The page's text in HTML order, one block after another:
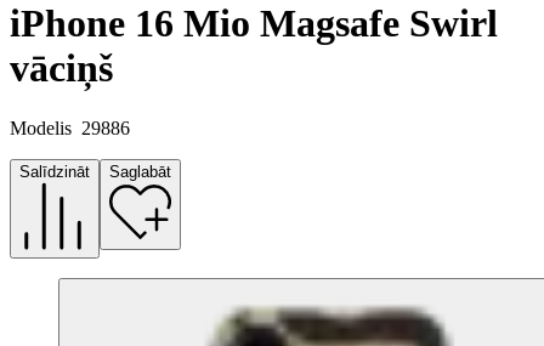
iPhone 16 Mio Magsafe Swirl
vāciņš
Modelis 29886
Salīdzināt Saglabāt